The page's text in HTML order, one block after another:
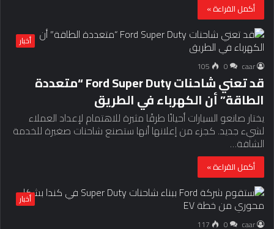
أكمل القراءة »
أخبار
caar
0
105
قد تعني شاحنات Ford Super Duty “متعددة
الطاقة” أن الكهرباء في الطريق
يختار صانعو السيارات أحيانًا طرقًا مثيرة للاهتمام لإعداد العملاء
لشيء جديد. كجزء من إعلانها أنها ستصنع شاحنات صغيرة للخدمة
الشاقة…
أكمل القراءة »
أخبار
caar
0
117